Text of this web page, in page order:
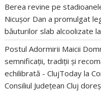
Berea revine pe
Nicușor Dan a promulgat
băuturilor slab alcoolizate
Postul Adormirii Maicii
semnificații, tradiții și
echilibrată - ClujToday la
Consiliul Județean Cluj